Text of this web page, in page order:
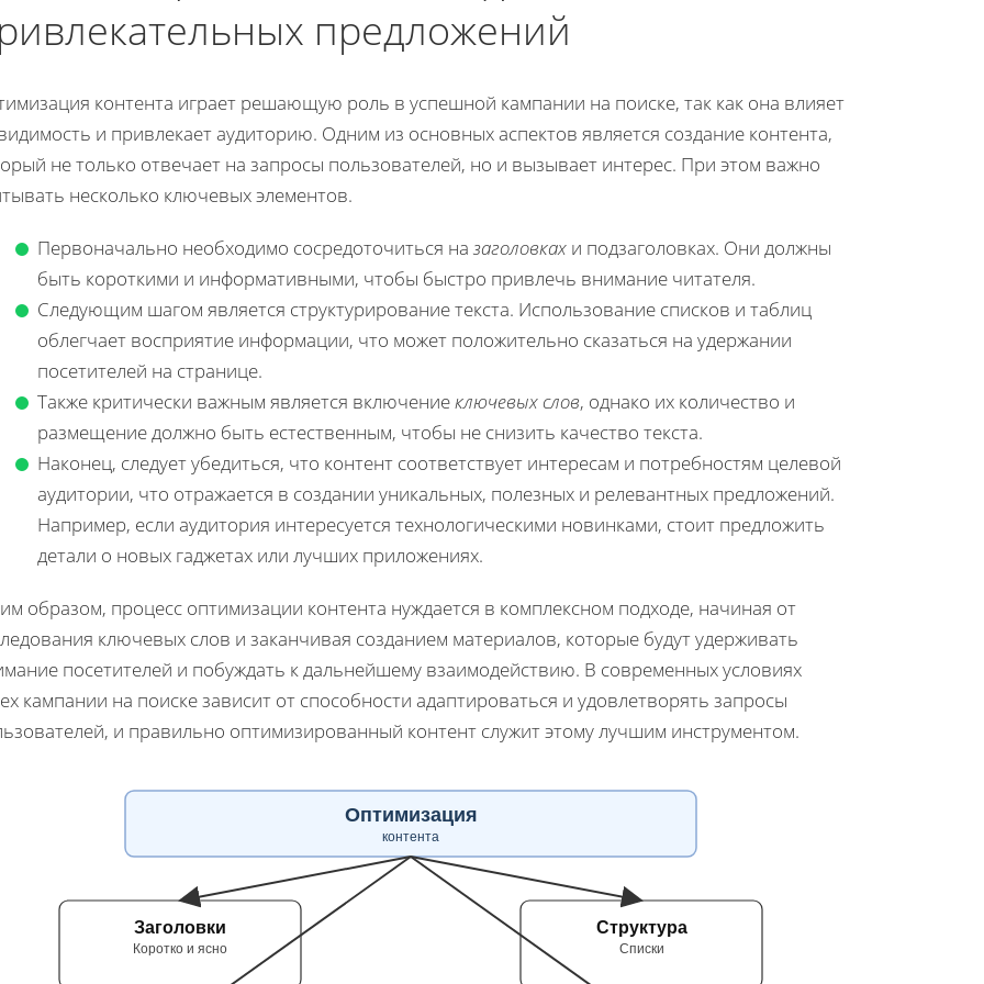
предложений
контента играет решающую роль в успешной кампании на поиске, так как она влияет
и привлекает аудиторию. Одним из основных аспектов является создание контента,
не только отвечает на запросы пользователей, но и вызывает интерес. При этом важно
несколько ключевых элементов.
Первоначально необходимо сосредоточиться на заголовках и подзаголовках. Они должны
быть короткими и информативными, чтобы быстро привлечь внимание читателя.
Следующим шагом является структурирование текста. Использование списков и таблиц
облегчает восприятие информации, что может положительно сказаться на удержании
посетителей на странице.
Также критически важным является включениеключевых слов, однако их количество и
размещение должно быть естественным, чтобы не снизить качество текста.
Наконец, следует убедиться, что контент соответствует интересам и потребностям целевой
аудитории, что отражается в создании уникальных, полезных и релевантных предложений.
Например, если аудитория интересуется технологическими новинками, стоит предложить
детали о новых гаджетах или лучших приложениях.
образом, процесс оптимизации контента нуждается в комплексном подходе, начиная от
ключевых слов и заканчивая созданием материалов, которые будут удерживать
посетителей и побуждать к дальнейшему взаимодействию. В современных условиях
кампании на поиске зависит от способности адаптироваться и удовлетворять запросы
и правильно оптимизированный контент служит этому лучшим инструментом.
Оптимизация
контента
Заголовки
Коротко и ясно
Структура
Списки